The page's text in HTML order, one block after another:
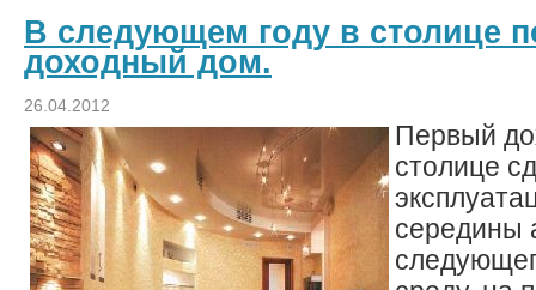
В следующем году в столице
доходный дом.
26.04.2012
Первый
столице
середины